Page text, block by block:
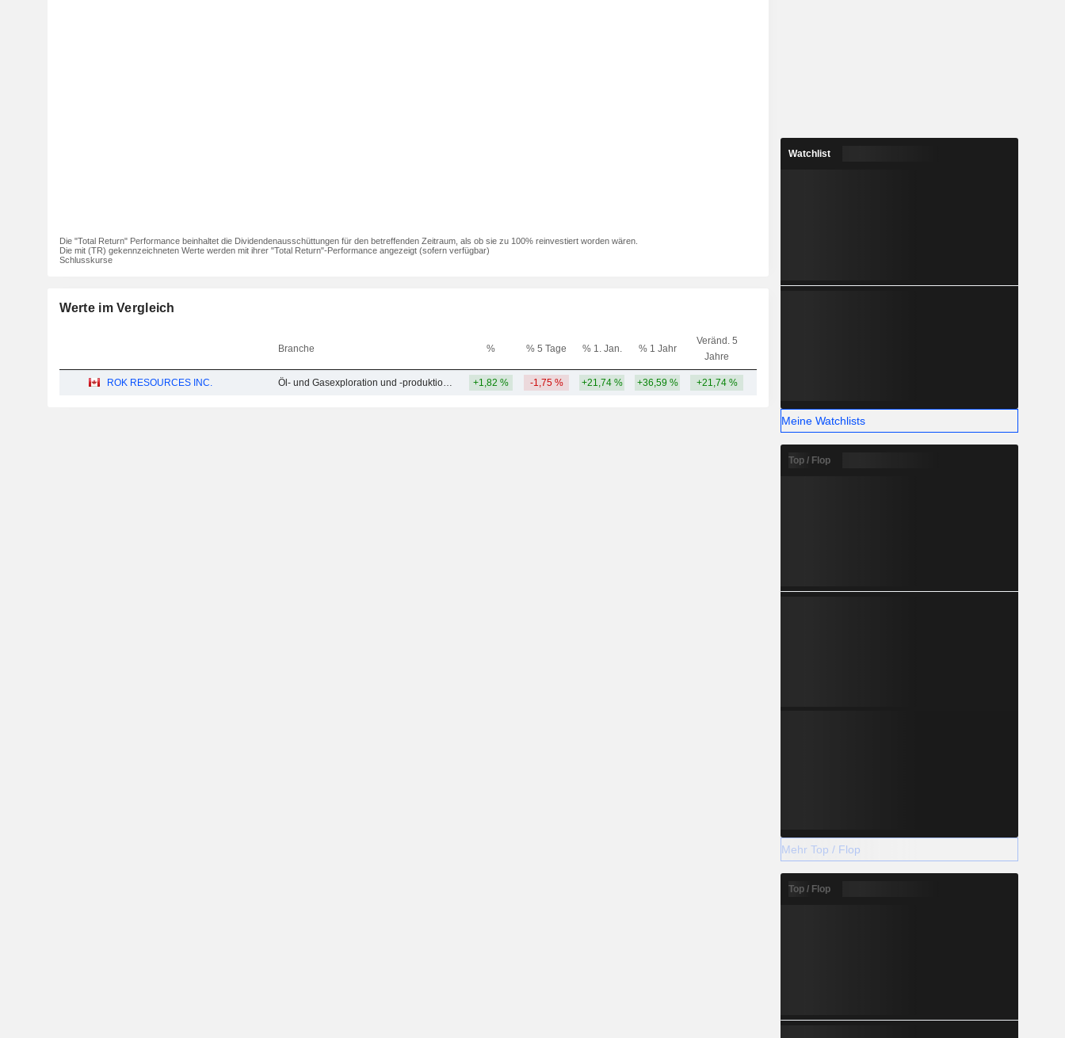
Die "Total Return" Performance beinhaltet die Dividendenausschüttungen für den betreffenden Zeitraum, als ob sie zu 100% reinvestiert worden wären.
Die mit (TR) gekennzeichneten Werte werden mit ihrer "Total Return"-Performance angezeigt (sofern verfügbar)
Schlusskurse
Werte im Vergleich
Branche % % 5 Tage % 1. Jan. % 1 Jahr
Veränd. 5
Jahre
ROK RESOURCES INC. Öl- und Gasexploration und -produktion - Andere +1,82 % -1,75 % +21,74 % +36,59 % +21,74 %
Watchlist
Meine Watchlists
Top / Flop
Mehr Top / Flop
Top / Flop